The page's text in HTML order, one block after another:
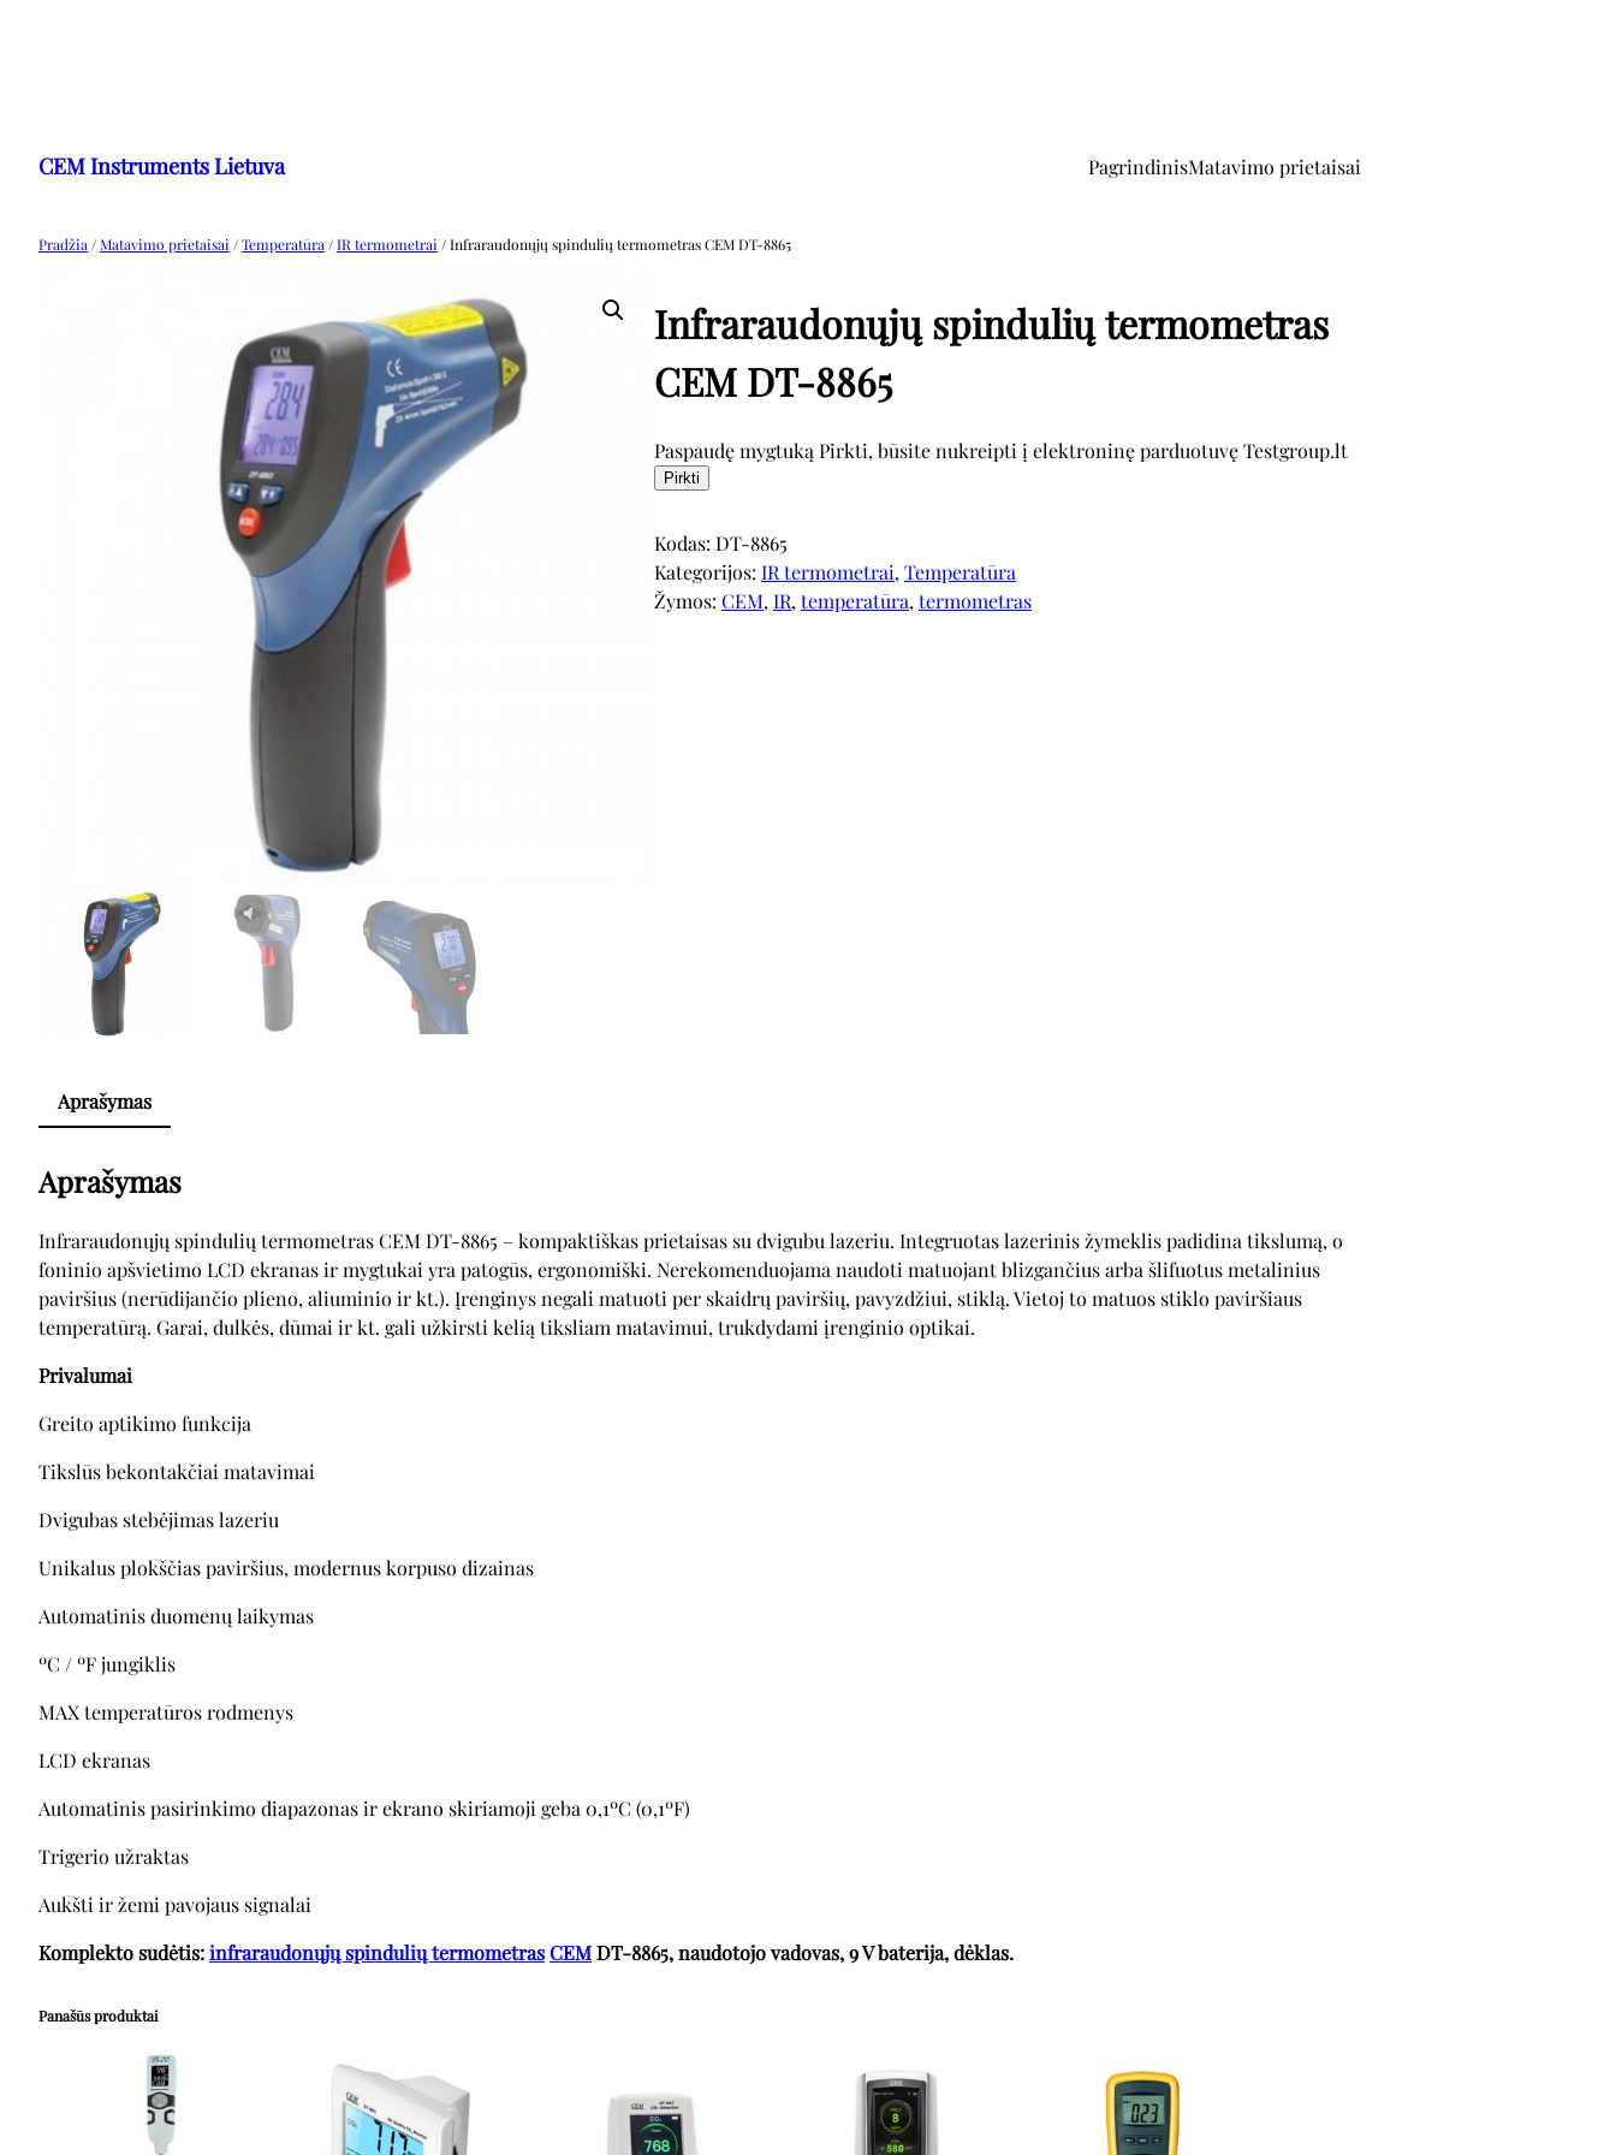
turinio
CEM Instruments Lietuva PagrindinisMatavimo prietaisai
Pradžia /Matavimo prietaisai /Temperatūra /IR termometrai / Infraraudonųjų spindulių termometras CEM DT-8865
Infraraudonųjų spindulių termometras
CEM DT-8865
Paspaudę mygtuką Pirkti, būsite nukreipti į elektroninę parduotuvę Testgroup.lt
Pirkti
Kodas: DT-8865
Kategorijos: IR termometrai, Temperatūra
Žymos: CEM, IR, temperatūra, termometras
Aprašymas
Aprašymas
Infraraudonųjų spindulių termometras CEM DT-8865 – kompaktiškas prietaisas su dvigubu lazeriu. Integruotas lazerinis žymeklis padidina tikslumą, o
foninio apšvietimo LCD ekranas ir mygtukai yra patogūs, ergonomiški. Nerekomenduojama naudoti matuojant blizgančius arba šlifuotus metalinius
paviršius (nerūdijančio plieno, aliuminio ir kt.). Įrenginys negali matuoti per skaidrų paviršių, pavyzdžiui, stiklą. Vietoj to matuos stiklo paviršiaus
temperatūrą. Garai, dulkės, dūmai ir kt. gali užkirsti kelią tiksliam matavimui, trukdydami įrenginio optikai.
Privalumai
Greito aptikimo funkcija
Tikslūs bekontakčiai matavimai
Dvigubas stebėjimas lazeriu
Unikalus plokščias paviršius, modernus korpuso dizainas
Automatinis duomenų laikymas
ºC / ºF jungiklis
MAX temperatūros rodmenys
LCD ekranas
Automatinis pasirinkimo diapazonas ir ekrano skiriamoji geba 0,1ºC (0,1ºF)
Trigerio užraktas
Aukšti ir žemi pavojaus signalai
Komplekto sudėtis:infraraudonųjų spindulių termometrasCEMDT-8865, naudotojo vadovas, 9 V baterija, dėklas.
Panašūs produktai